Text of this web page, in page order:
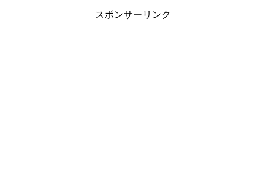
スポンサーリンク